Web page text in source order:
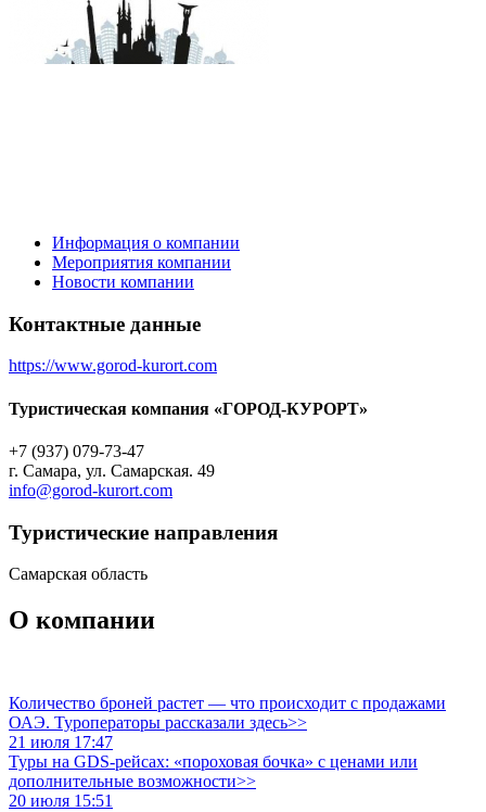
Информация о компании
Мероприятия компании
Новости компании
Контактные данные
https://www.gorod-kurort.com
Туристическая компания «ГОРОД-КУРОРТ»
+7 (937) 079-73-47
г. Самара, ул. Самарская. 49
info@gorod-kurort.com
Туристическиe направления
Самарская область
О компании
Количество броней растет — что происходит с продажами
ОАЭ. Туроператоры рассказали здесь>>
21 июля 17:47
Туры на GDS-рейсах: «пороховая бочка» с ценами или
дополнительные возможности>>
20 июля 15:51